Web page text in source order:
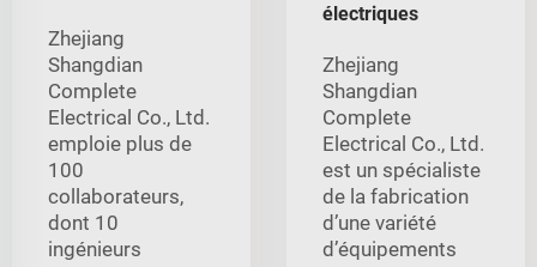
Zhejiang
Shangdian
Complete
Electrical Co., Ltd.
emploie plus de
100
collaborateurs,
dont 10
ingénieurs
électriques
Zhejiang
Shangdian
Complete
Electrical Co., Ltd.
est un spécialiste
de la fabrication
d’une variété
d’équipements